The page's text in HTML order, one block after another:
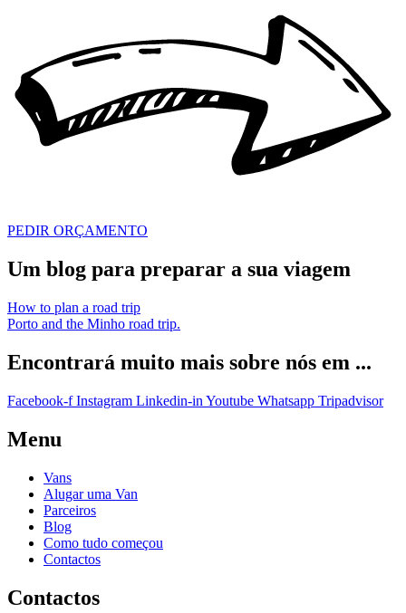
PEDIR ORÇAMENTO
Um blog para preparar a sua viagem
How to plan a road trip
Porto and the Minho road trip.
Encontrará muito mais sobre nós em ...
Facebook-f Instagram Linkedin-in Youtube Whatsapp Tripadvisor
Menu
Vans
Alugar uma Van
Parceiros
Blog
Como tudo começou
Contactos
Contactos